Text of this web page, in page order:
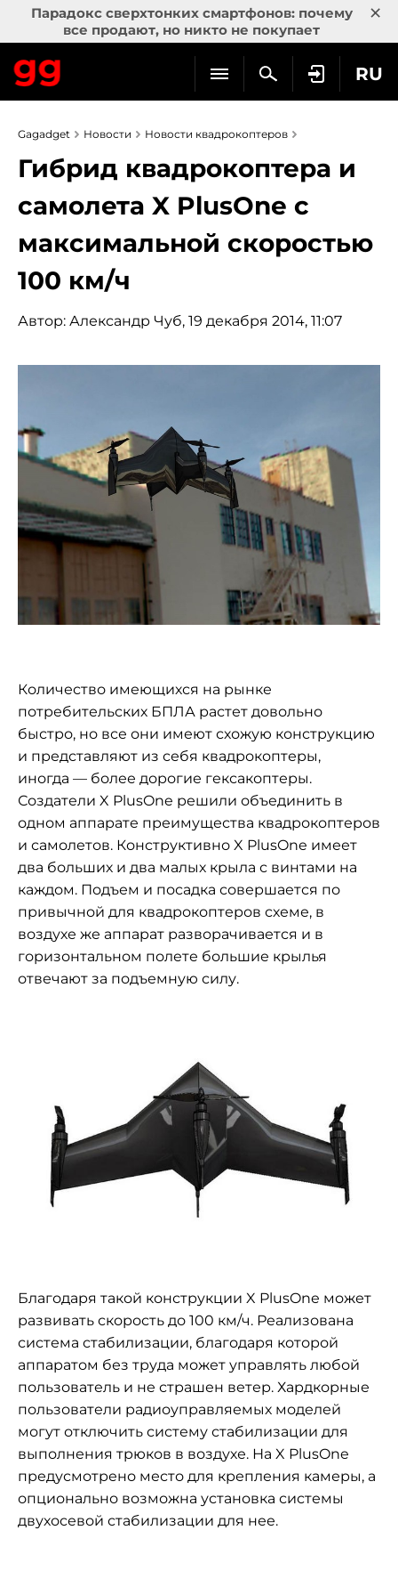
Парадокс сверхтонких смартфонов: почему
все продают, но никто не покупает
×
RU
Gagadget Новости Новости квадрокоптеров
Гибрид квадрокоптера и
самолета X PlusOne с
максимальной скоростью
100 км/ч
Автор: Александр Чуб, 19 декабря 2014, 11:07
Количество имеющихся на рынке
потребительских БПЛА растет довольно
быстро, но все они имеют схожую конструкцию
и представляют из себя квадрокоптеры,
иногда — более дорогие гексакоптеры.
Создатели X PlusOne решили объединить в
одном аппарате преимущества квадрокоптеров
и самолетов. Конструктивно X PlusOne имеет
два больших и два малых крыла с винтами на
каждом. Подъем и посадка совершается по
привычной для квадрокоптеров схеме, в
воздухе же аппарат разворачивается и в
горизонтальном полете большие крылья
отвечают за подъемную силу.
Благодаря такой конструкции X PlusOne может
развивать скорость до 100 км/ч. Реализована
система стабилизации, благодаря которой
аппаратом без труда может управлять любой
пользователь и не страшен ветер. Хардкорные
пользователи радиоуправляемых моделей
могут отключить систему стабилизации для
выполнения трюков в воздухе. На X PlusOne
предусмотрено место для крепления камеры, а
опционально возможна установка системы
двухосевой стабилизации для нее.